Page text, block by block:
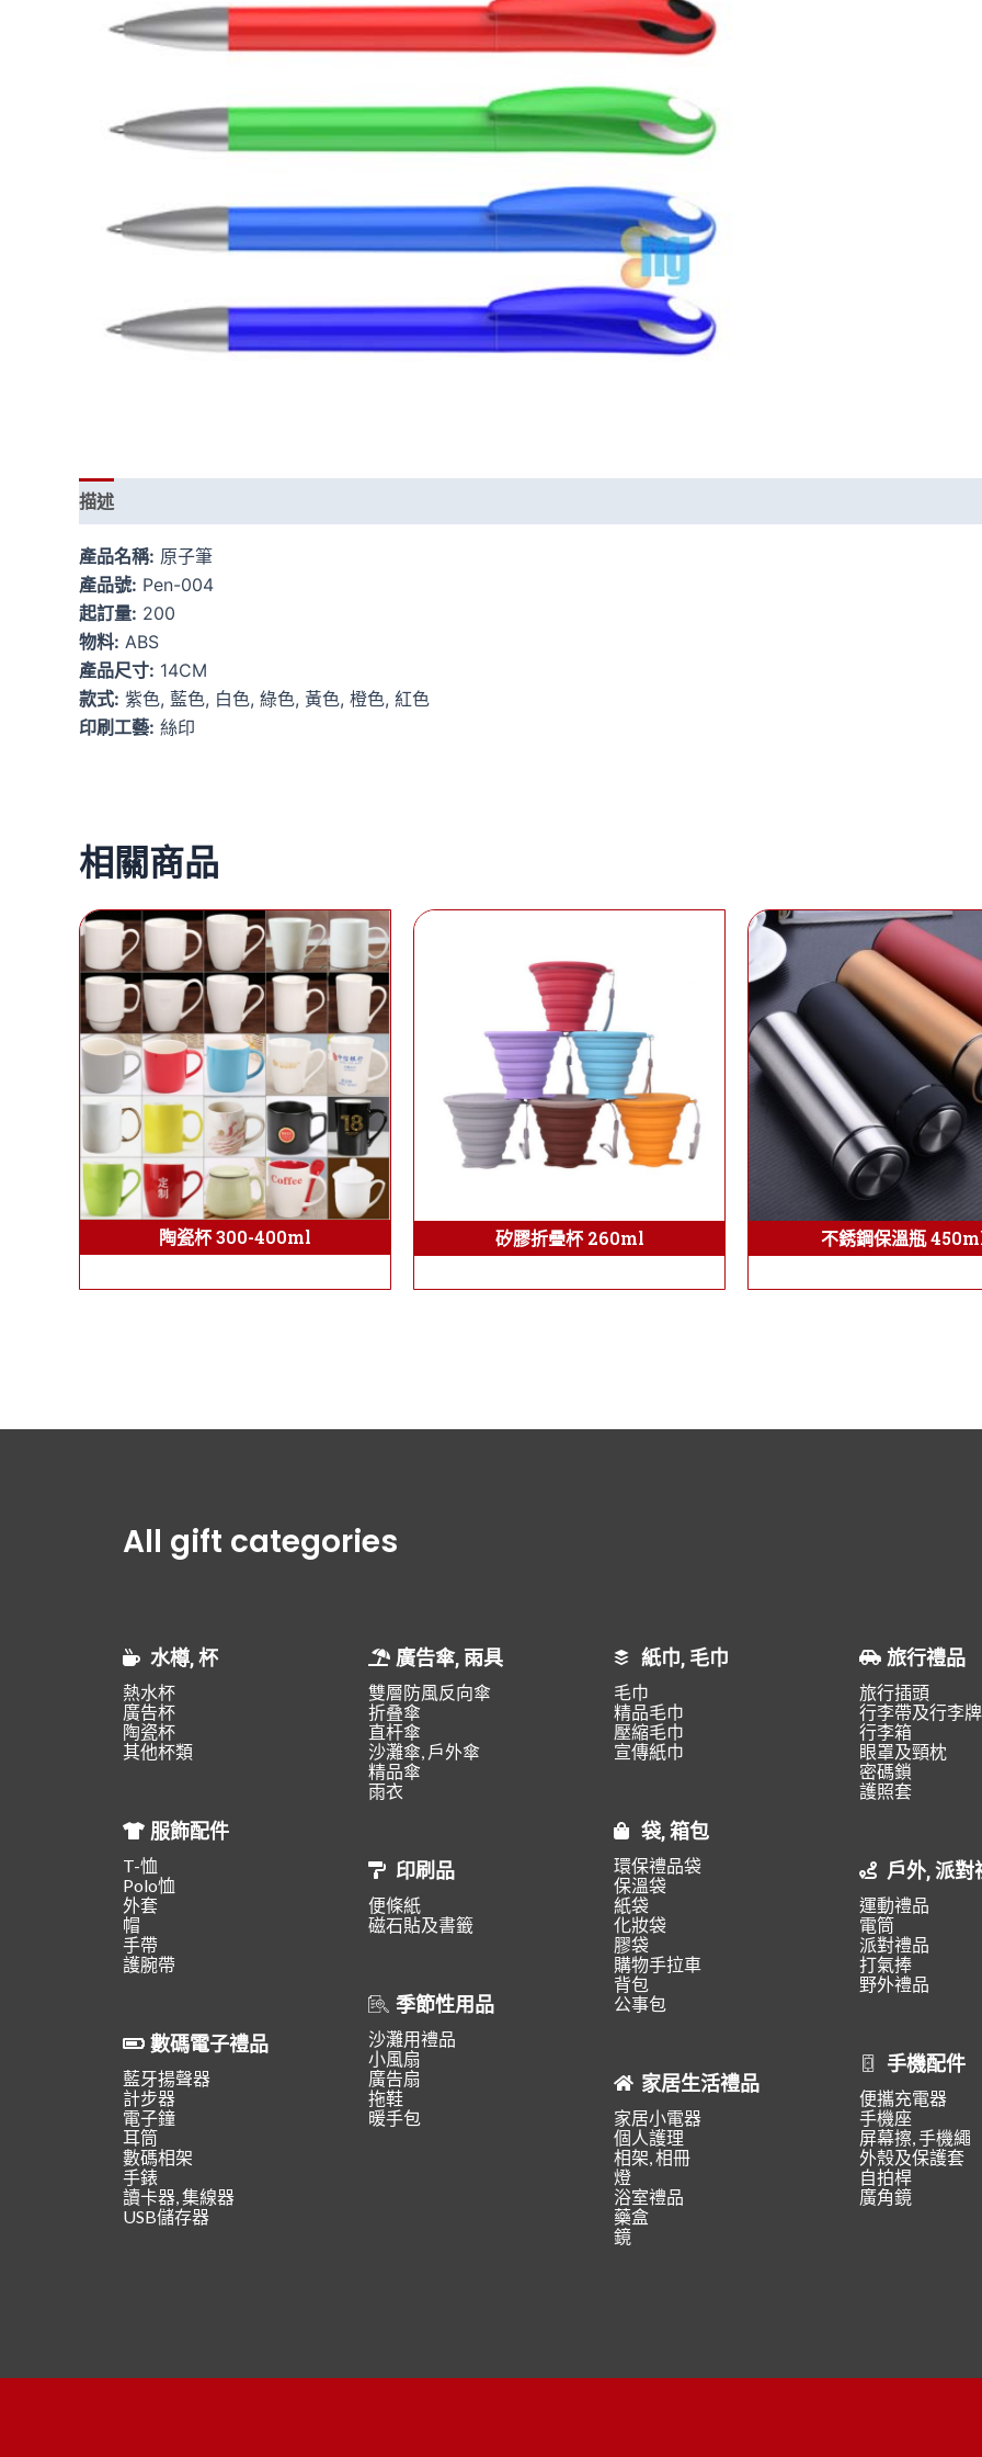
描述
產品名稱: 原子筆
產品號: Pen-004
起訂量: 200
物料: ABS
產品尺寸: 14CM
款式: 紫色, 藍色, 白色, 綠色, 黃色, 橙色, 紅色
印刷工藝: 絲印
相關商品
陶瓷杯 300-400ml 矽膠折疊杯 260ml 不銹鋼保溫瓶
All gift categories
水樽, 杯
熱水杯
廣告杯
陶瓷杯
其他杯類
服飾配件
T-恤
Polo恤
外套
帽
手帶
護腕帶
數碼電子禮品
藍牙揚聲器
計步器
電子鐘
耳筒
數碼相架
手錶
讀卡器, 集線器
USB儲存器
廣告傘, 雨具
雙層防風反向傘
折叠傘
直杆傘
沙灘傘, 戶外傘
精品傘
雨衣
印刷品
便條紙
磁石貼及書籤
季節性用品
沙灘用禮品
小風扇
廣告扇
拖鞋
暖手包
紙巾, 毛巾
毛巾
精品毛巾
壓縮毛巾
宣傳紙巾
袋, 箱包
環保禮品袋
保溫袋
紙袋
化妝袋
膠袋
購物手拉車
背包
公事包
家居生活禮品
家居小電器
個人護理
相架, 相冊
燈
浴室禮品
藥盒
鏡
旅行禮品
旅行插頭
行李帶及行李牌
行李箱
眼罩及頸枕
密碼鎖
護照套
戶外, 派對
運動禮品
電筒
派對禮品
打氣捧
野外禮品
手機配件
便攜充電器
手機座
屏幕擦, 手機繩
外殼及保護套
自拍桿
廣角鏡